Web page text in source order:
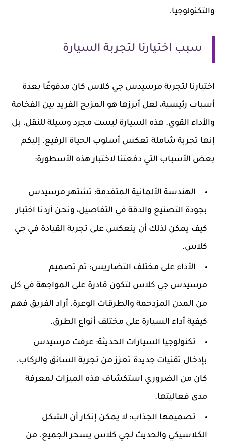
والتكنولوجيا.
سبب اختيارنا لتجربة السيارة
اختيارنا لتجربة مرسيدس جي كلاس كان مدفوعًا بعدة
أسباب رئيسية، لعل أبرزها هو المزيج الفريد بين الفخامة
والأداء القوي. هذه السيارة ليست مجرد وسيلة للنقل، بل
إنها تجربة شاملة تعكس أسلوب الحياة الرفيع. إليكم
بعض الأسباب التي دفعتنا لاختبار هذه الأسطورة:
الهندسة الألمانية المتقدمة: تشتهر مرسيدس
بجودة التصنيع والدقة في التفاصيل، ونحن أردنا اختبار
كيف يمكن لذلك أن ينعكس على تجربة القيادة في جي
كلاس.
الأداء على مختلف التضاريس: تم تصميم
مرسيدس جي كلاس لتكون قادرة على المواجهة في كل
من المدن المزدحمة والطرقات الوعرة. أراد الفريق فهم
كيفية أداء السيارة على مختلف أنواع الطرق.
تكنولوجيا السيارات الحديثة: عرفت مرسيدس
بإدخال تقنيات جديدة تعزز من تجربة السائق والركاب.
كان من الضروري استكشاف هذه الميزات لمعرفة
مدى فعاليتها.
تصميمها الجذاب: لا يمكن إنكار أن الشكل
الكلاسيكي والحديث لجي كلاس يسحر الجميع. من